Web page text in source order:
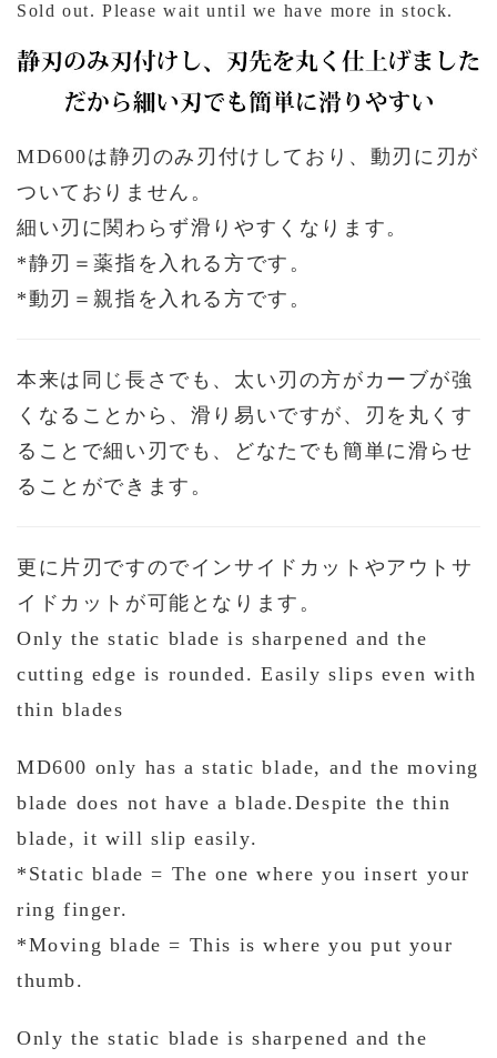
Sold out. Please wait until we have more in stock.
MD600は静刃のみ刃付けしており、動刃に刃が
ついておりません。
細い刃に関わらず滑りやすくなります。
*静刃＝薬指を入れる方です。
*動刃＝親指を入れる方です。
本来は同じ長さでも、太い刃の方がカーブが強
くなることから、滑り易いですが、刃を丸くす
ることで細い刃でも、どなたでも簡単に滑らせ
ることができます。
更に片刃ですのでインサイドカットやアウトサ
イドカットが可能となります。
Only the static blade is sharpened and the
cutting edge is rounded. Easily slips even with
thin blades
MD600 only has a static blade, and the moving
blade does not have a blade.Despite the thin
blade, it will slip easily.
*Static blade = The one where you insert your
ring finger.
*Moving blade = This is where you put your
thumb.
Only the static blade is sharpened and the